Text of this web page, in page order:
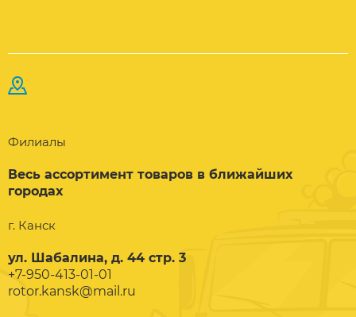
Филиалы
Весь ассортимент товаров в ближайших
городах
г. Канск
ул. Шабалина, д. 44 стр. 3
+7-950-413-01-01
rotor.kansk@mail.ru